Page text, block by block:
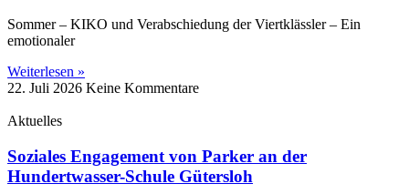
Sommer – KIKO und Verabschiedung der Viertklässler – Ein
emotionaler
Weiterlesen »
22. Juli 2026 Keine Kommentare
Aktuelles
Soziales Engagement von Parker an der
Hundertwasser-Schule Gütersloh